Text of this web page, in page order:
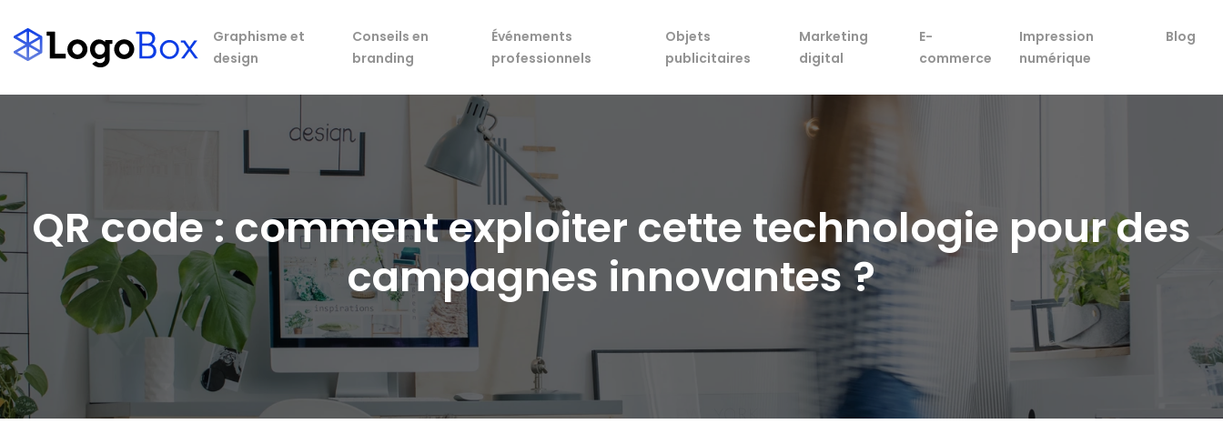
Graphisme et
design
Conseils en
branding
Événements
professionnels
Objets
publicitaires
Marketing
digital
E-
commerce
Impression
numérique
Blog
QR code : comment exploiter cette technologie pour des
campagnes innovantes ?